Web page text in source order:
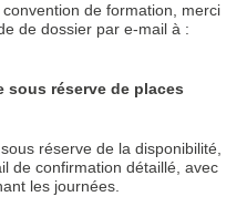
de formation, merci
de dossier par e-mail à :
réserve de places
réserve de la disponibilité,
de confirmation détaillé, avec
les journées.